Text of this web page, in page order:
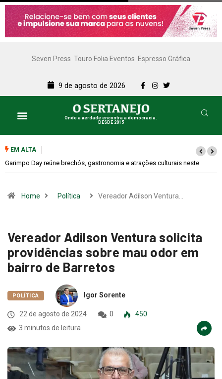
Seven Press Touro Folia Eventos Espresso Gráfica
9 de agosto de 2026
Onde a verdade encontra a democracia.
DESDE 2015
EM ALTA
Bugonia transforma paranoia e conspiração em um suspense imprevisível
Home Política Vereador Adilson Ventura…
Vereador Adilson Ventura solicita
providências sobre mau odor em
bairro de Barretos
POLÍTICA Igor Sorente
22 de agosto de 2024 0
450
3 minutos de leitura